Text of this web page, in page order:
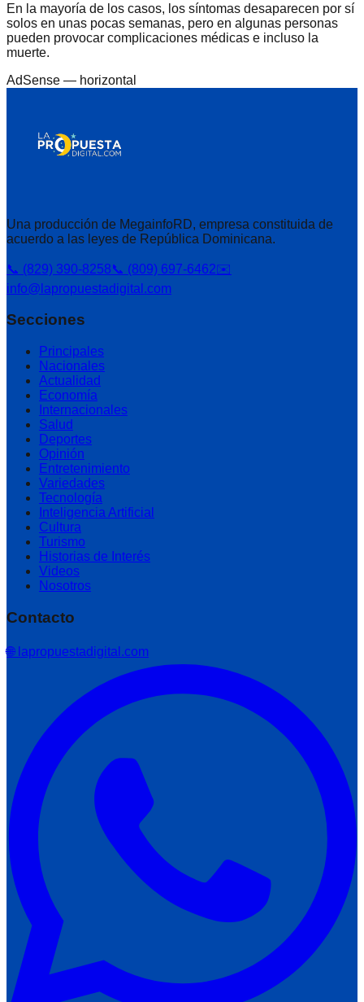
En la mayoría de los casos, los síntomas desaparecen por sí
solos en unas pocas semanas, pero en algunas personas
pueden provocar complicaciones médicas e incluso la
muerte.
AdSense — horizontal
Una producción de MegainfoRD, empresa constituida de
acuerdo a las leyes de República Dominicana.
📞 (829) 390-8258📞 (809) 697-6462✉️
info@lapropuestadigital.com
Secciones
Principales
Nacionales
Actualidad
Economía
Internacionales
Salud
Deportes
Opinión
Entretenimiento
Variedades
Tecnología
Inteligencia Artificial
Cultura
Turismo
Historias de Interés
Videos
Nosotros
Contacto
🌐 lapropuestadigital.com